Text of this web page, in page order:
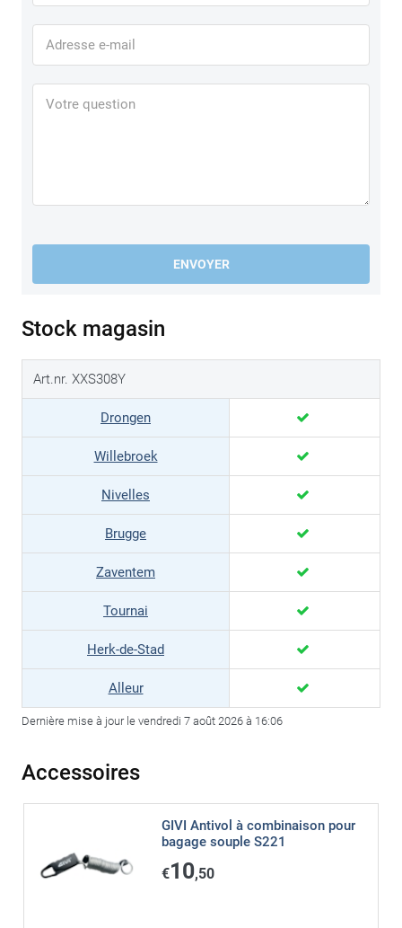
ENVOYER
Stock magasin
Art.nr. XXS308Y
Drongen
Willebroek
Nivelles
Brugge
Zaventem
Tournai
Herk-de-Stad
Alleur
Dernière mise à jour le vendredi 7 août 2026 à 16:06
Accessoires
GIVI Antivol à combinaison pour
bagage souple S221
€10,50